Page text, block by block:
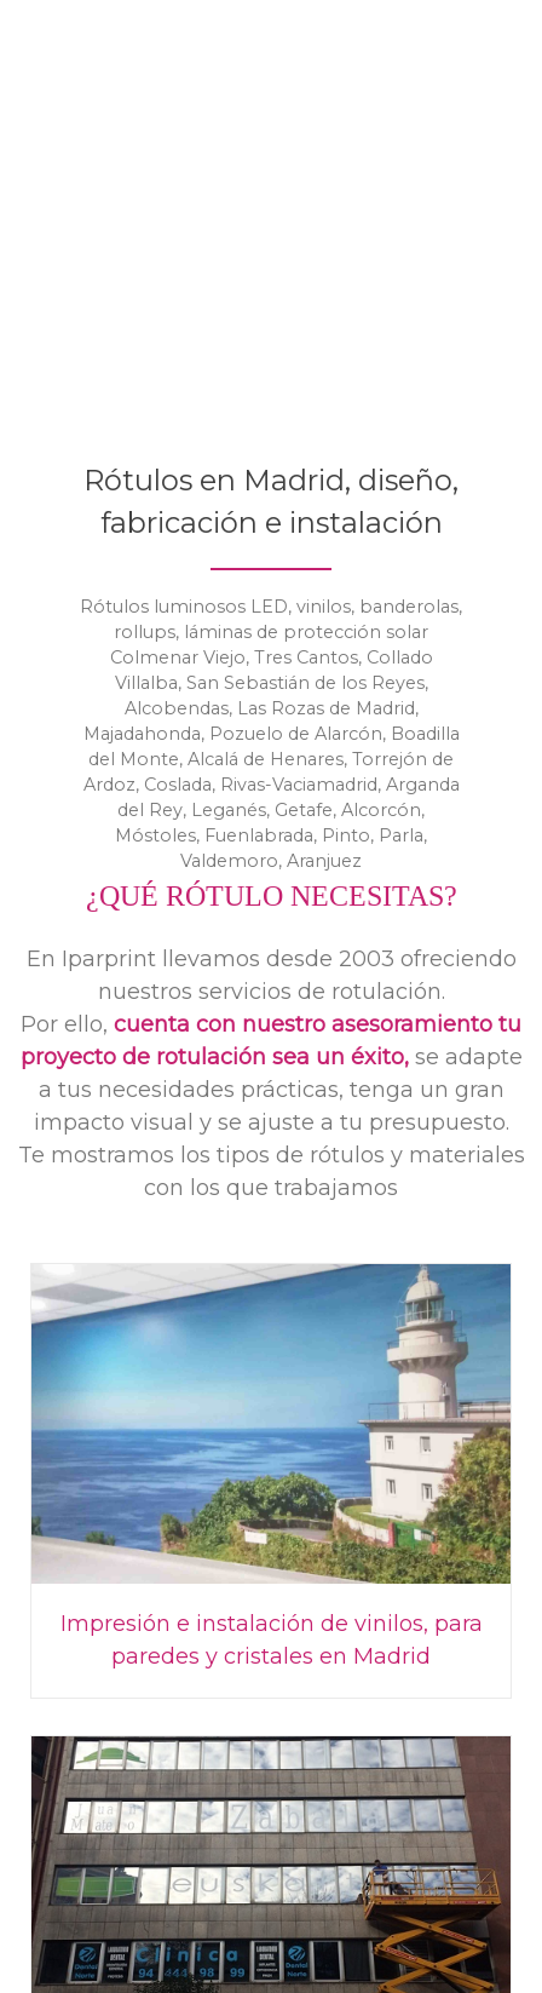
Rótulos en Madrid, diseño,
fabricación e instalación
Rótulos luminosos LED, vinilos, banderolas,
rollups, láminas de protección solar
Colmenar Viejo, Tres Cantos, Collado
Villalba, San Sebastián de los Reyes,
Alcobendas, Las Rozas de Madrid,
Majadahonda, Pozuelo de Alarcón, Boadilla
del Monte, Alcalá de Henares, Torrejón de
Ardoz, Coslada, Rivas-Vaciamadrid, Arganda
del Rey, Leganés, Getafe, Alcorcón,
Móstoles, Fuenlabrada, Pinto, Parla,
Valdemoro, Aranjuez
¿QUÉ RÓTULO NECESITAS?
En Iparprint llevamos desde 2003 ofreciendo
nuestros servicios de rotulación.
Por ello, cuenta con nuestro asesoramiento tu
proyecto de rotulación sea un éxito, se adapte
a tus necesidades prácticas, tenga un gran
impacto visual y se ajuste a tu presupuesto.
Te mostramos los tipos de rótulos y materiales
con los que trabajamos
Impresión e instalación de vinilos, para
paredes y cristales en Madrid